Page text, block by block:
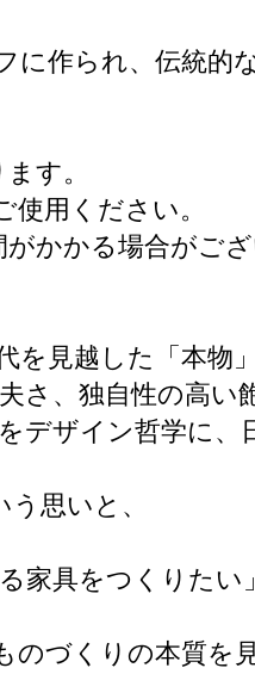
に作られ、伝統的
す。
用ください。
かかる場合がござ
見越した「本物
、独自性の高い
デザイン哲学に、
思いと、
家具をつくりたい
づくりの本質を